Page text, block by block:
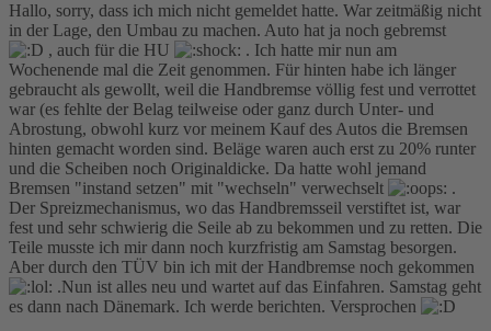
Hallo, sorry, dass ich mich nicht gemeldet hatte. War zeitmäßig nicht
in der Lage, den Umbau zu machen. Auto hat ja noch gebremst
, auch für die HU
. Ich hatte mir nun am
Wochenende mal die Zeit genommen. Für hinten habe ich länger
gebraucht als gewollt, weil die Handbremse völlig fest und verrottet
war (es fehlte der Belag teilweise oder ganz durch Unter- und
Abrostung, obwohl kurz vor meinem Kauf des Autos die Bremsen
hinten gemacht worden sind. Beläge waren auch erst zu 20% runter
und die Scheiben noch Originaldicke. Da hatte wohl jemand
Bremsen "instand setzen" mit "wechseln" verwechselt
.
Der Spreizmechanismus, wo das Handbremsseil verstiftet ist, war
fest und sehr schwierig die Seile ab zu bekommen und zu retten. Die
Teile musste ich mir dann noch kurzfristig am Samstag besorgen.
Aber durch den TÜV bin ich mit der Handbremse noch gekommen
.Nun ist alles neu und wartet auf das Einfahren. Samstag geht
es dann nach Dänemark. Ich werde berichten. Versprochen